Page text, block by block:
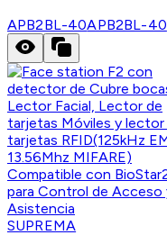
APB2BL-40APB2BL-40
SUPREMA